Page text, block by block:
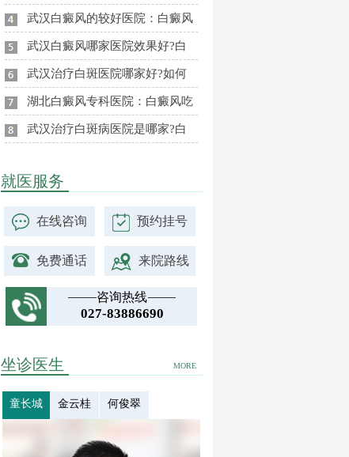
武汉白癜风的较好医院：白癜风
武汉白癜风哪家医院效果好?白
武汉治疗白斑医院哪家好?如何
湖北白癜风专科医院：白癜风吃
武汉治疗白斑病医院是哪家?白
就医服务
在线咨询 预约挂号
免费通话 来院路线
咨询热线
027-83886690
MORE
坐诊医生
童长城 金云桂 何俊翠